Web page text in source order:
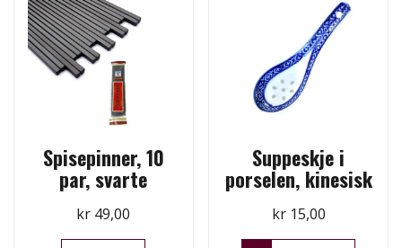
Spisepinner, 10
par, svarte
kr 49,00
Suppeskje i
porselen, kinesisk
kr15,00